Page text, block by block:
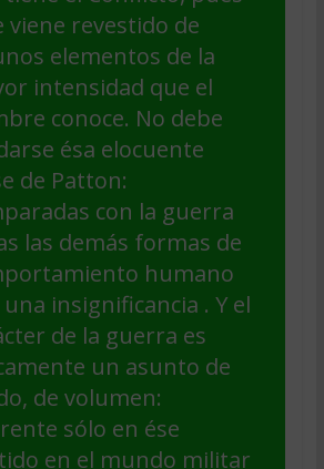
viene revestido de
elementos de la
intensidad que el
conoce. No debe
ésa elocuente
de Patton:
con la guerra
las demás formas de
humano
insignificancia . Y el
de la guerra es
un asunto de
de volumen:
sólo en ése
en el mundo militar